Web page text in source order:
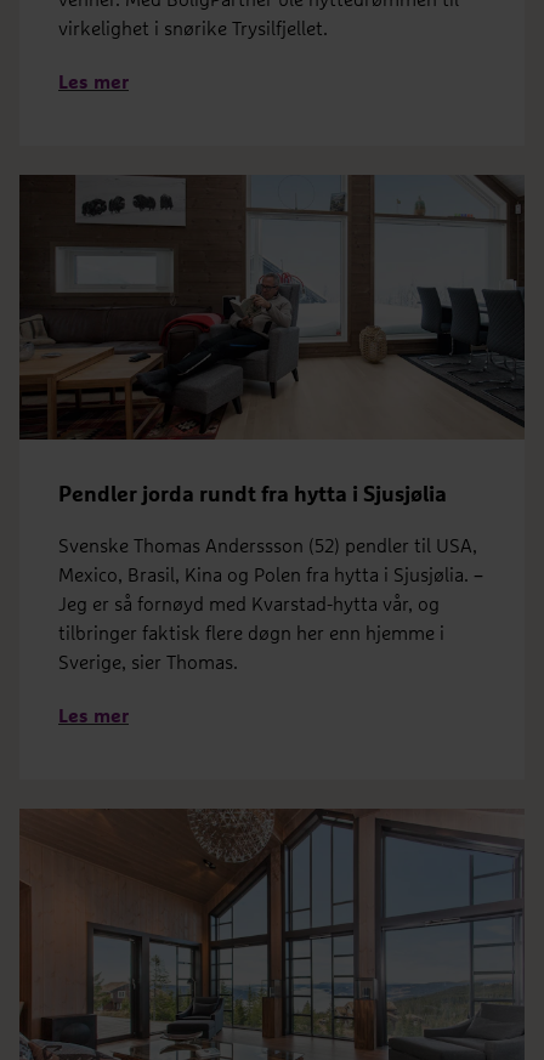
virkelighet i snørike Trysilfjellet.
Les mer
Pendler jorda rundt fra hytta i Sjusjølia
Svenske Thomas Anderssson (52) pendler til USA,
Mexico, Brasil, Kina og Polen fra hytta i Sjusjølia. –
Jeg er så fornøyd med Kvarstad-hytta vår, og
tilbringer faktisk flere døgn her enn hjemme i
Sverige, sier Thomas.
Les mer